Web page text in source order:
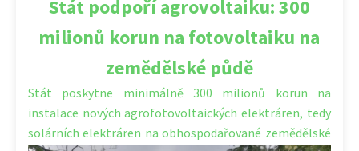
Stát podpoří agrovoltaiku: 300
milionů korun na fotovoltaiku na
zemědělské půdě
Stát poskytne minimálně 300 milionů korun na
instalace nových agrofotovoltaických elektráren, tedy
solárních elektráren na obhospodařované zemědělské